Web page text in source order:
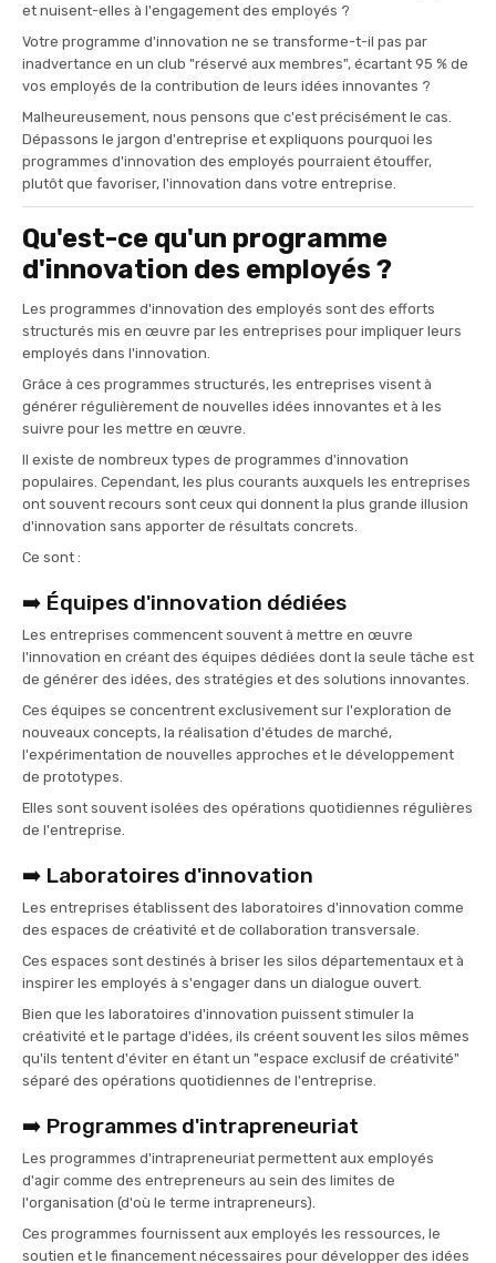
et nuisent-elles à l'engagement des employés ?
Votre programme d'innovation ne se transforme-t-il pas par
inadvertance en un club "réservé aux membres", écartant 95 % de
vos employés de la contribution de leurs idées innovantes ?
Malheureusement, nous pensons que c'est précisément le cas.
Dépassons le jargon d'entreprise et expliquons pourquoi les
programmes d'innovation des employés pourraient étouffer,
plutôt que favoriser, l'innovation dans votre entreprise.
Qu'est-ce qu'un programme
d'innovation des employés ?
Les programmes d'innovation des employés sont des efforts
structurés mis en œuvre par les entreprises pour impliquer leurs
employés dans l'innovation.
Grâce à ces programmes structurés, les entreprises visent à
générer régulièrement de nouvelles idées innovantes et à les
suivre pour les mettre en œuvre.
Il existe de nombreux types de programmes d'innovation
populaires. Cependant, les plus courants auxquels les entreprises
ont souvent recours sont ceux qui donnent la plus grande illusion
d'innovation sans apporter de résultats concrets.
Ce sont :
➡️ Équipes d'innovation dédiées
Les entreprises commencent souvent à mettre en œuvre
l'innovation en créant des équipes dédiées dont la seule tâche est
de générer des idées, des stratégies et des solutions innovantes.
Ces équipes se concentrent exclusivement sur l'exploration de
nouveaux concepts, la réalisation d'études de marché,
l'expérimentation de nouvelles approches et le développement
de prototypes.
Elles sont souvent isolées des opérations quotidiennes régulières
de l'entreprise.
➡️ Laboratoires d'innovation
Les entreprises établissent des laboratoires d'innovation comme
des espaces de créativité et de collaboration transversale.
Ces espaces sont destinés à briser les silos départementaux et à
inspirer les employés à s'engager dans un dialogue ouvert.
Bien que les laboratoires d'innovation puissent stimuler la
créativité et le partage d'idées, ils créent souvent les silos mêmes
qu'ils tentent d'éviter en étant un "espace exclusif de créativité"
séparé des opérations quotidiennes de l'entreprise.
➡️ Programmes d'intrapreneuriat
Les programmes d'intrapreneuriat permettent aux employés
d'agir comme des entrepreneurs au sein des limites de
l'organisation (d'où le terme intrapreneurs).
Ces programmes fournissent aux employés les ressources, le
soutien et le financement nécessaires pour développer des idées